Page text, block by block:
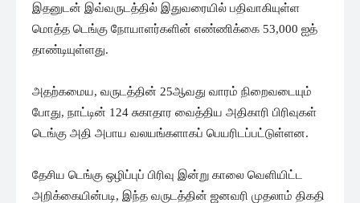
இதனுடன் இவ்வருடத்தில் இதுவரையில் பதிவாகியுள்ள
மொத்த டெங்கு நோயாளர்களின் எண்ணிக்கை 53,000 ஐத்
தாண்டியுள்ளது.
அதற்கமைய, வருடத்தின் 25ஆவது வாரம் நிறைவடையும்
போது, நாட்டின் 124 சுகாதார வைத்திய அதிகாரி பிரிவுகள்
டெங்கு அதி அபாய வலயங்களாகப் பெயரிடப்பட்டுள்ளன.
தேசிய டெங்கு ஒழிப்புப் பிரிவு இன்று காலை வெளியிட்ட
அறிக்கையின்படி, இந்த வருடத்தின் ஜனவரி முதலாம் திகதி